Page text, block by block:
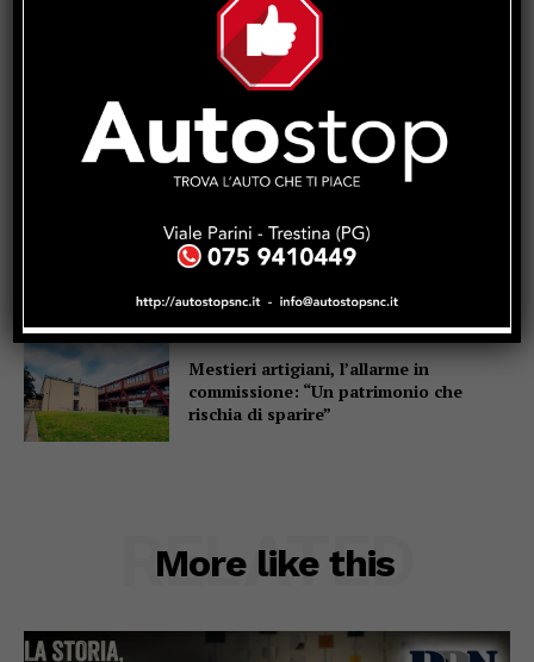
anni: pizzicato dal Targa System un
70enne
San Sisto sott’acqua dopo i lavori,
Forza Italia: “Basta una pioggia per far
saltare tutto”
Umbria, sindacati: “Bene il
recepimento della sentenza TAR, ma i
delle scuole”
Mestieri artigiani, l’allarme in
commissione: “Un patrimonio che
rischia di sparire”
More like this
RELATED